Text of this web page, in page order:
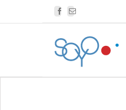
Facebook